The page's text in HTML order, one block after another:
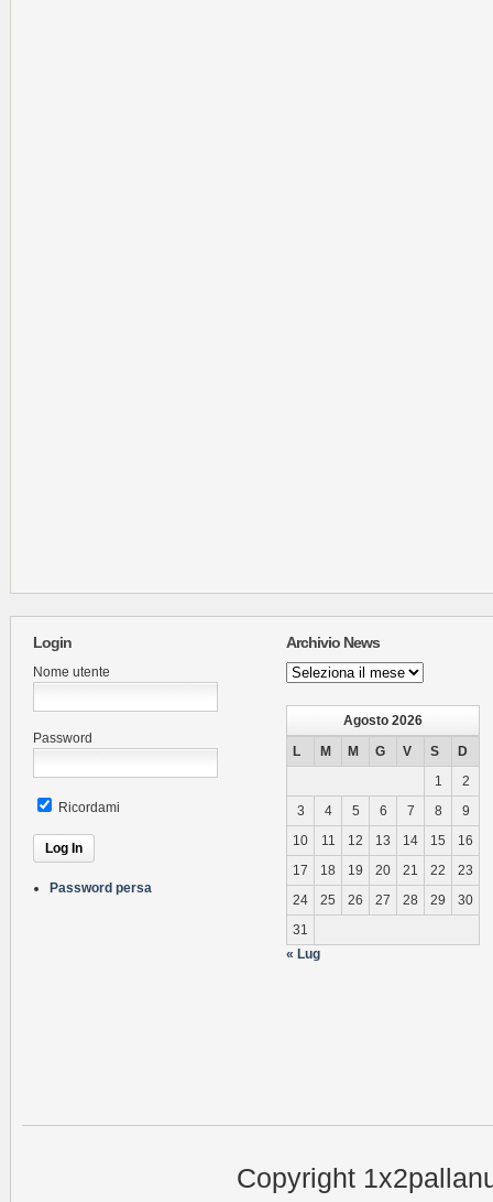
Login
Nome utente
Password
Ricordami
Password persa
Archivio News
Archivio
News
Agosto 2026
L
M M G V S
D
1
2
3
4 5 6 7 8
9
10
11 12 13 14 15
16
17
18 19 20 21 22
23
24
25 26 27 28 29
30
31
« Lug
Copyright